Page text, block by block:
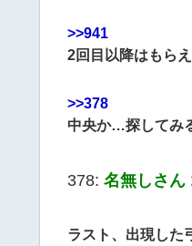
>>941
2回目以降はもら
>>378
中央か…探してみ
378: 名無しさん
ラスト、出現した